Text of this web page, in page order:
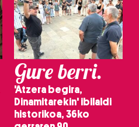
Gure berri.
'Atzera begira,
Dinamitarekin' ibilaldi
historikoa, 36ko